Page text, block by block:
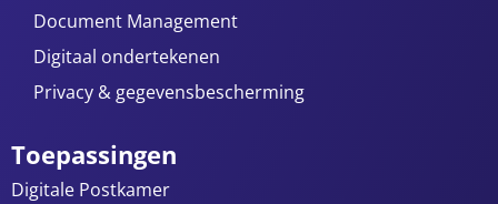
Document Management
Digitaal ondertekenen
Privacy & gegevensbescherming
Toepassingen
Digitale Postkamer